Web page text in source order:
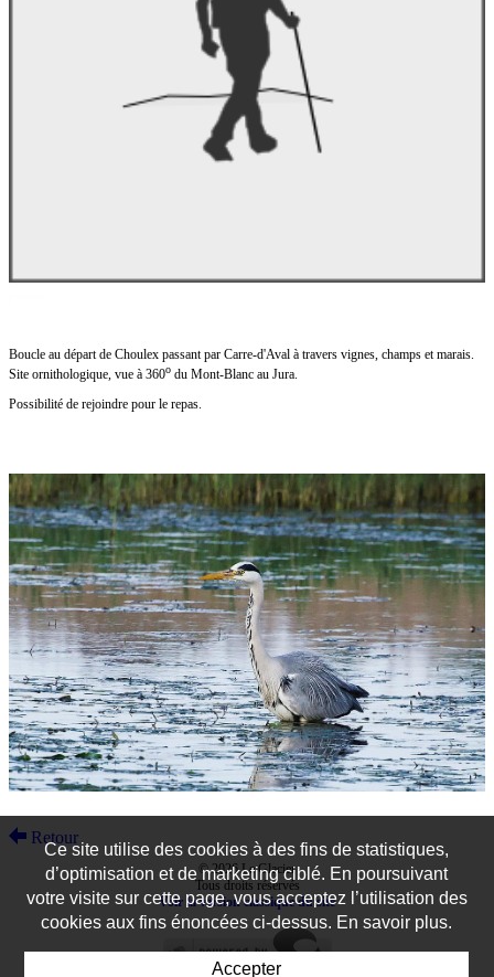
Boucle au départ de Choulex passant par Carre-d'Aval à travers vignes, champs et marais.
Site ornithologique, vue à 360o du Mont-Blanc au Jura.
Possibilité de rejoindre pour le repas.
Retour
© 2026 Le Glacier
Tous droits réservés
Voir la version classique du site
Ce site utilise des cookies à des fins de statistiques,
d’optimisation et de marketing ciblé. En poursuivant
votre visite sur cette page, vous acceptez l’utilisation des
cookies aux fins énoncées ci-dessus. En savoir plus.
Accepter